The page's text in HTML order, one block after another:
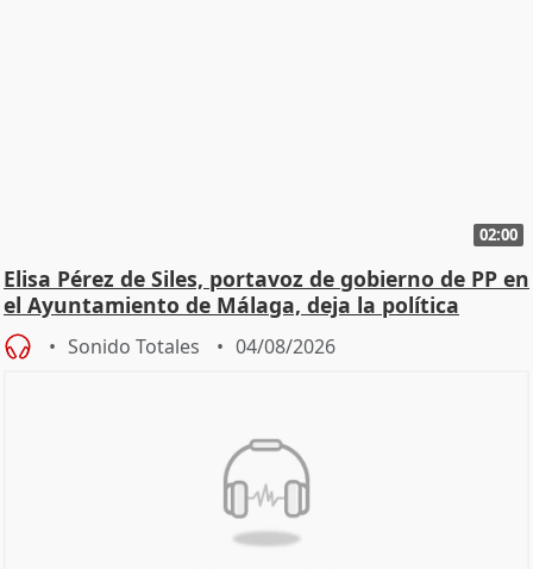
02:00
Elisa Pérez de Siles, portavoz de gobierno de PP en
el Ayuntamiento de Málaga, deja la política
Sonido Totales 04/08/2026